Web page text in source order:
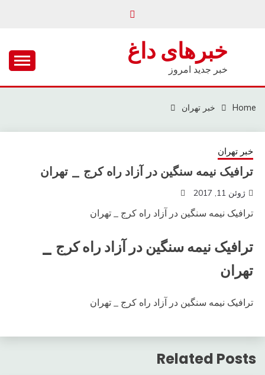
خبرهای داغ
خبر جدید امروز
Home خبر تهران
خبر تهران
ترافیک نیمه سنگین در آزاد راه کرج _ تهران
ژوئن 11, 2017
ترافیک نیمه سنگین در آزاد راه کرج _ تهران
ترافیک نیمه سنگین در آزاد راه کرج _
تهران
ترافیک نیمه سنگین در آزاد راه کرج _ تهران
Related Posts